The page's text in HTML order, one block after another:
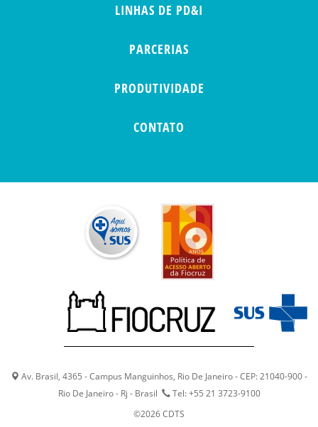
LINHAS DE PD&I
PARCERIAS
PRODUTIVIDADE
CONTATO
Av. Brasil, 4365 - Campus Manguinhos, Rio De Janeiro - CEP: 21040-900 -
Rio De Janeiro - Rj - Brasil
Tel: +55 21 3723-9100
©2026 CDTS